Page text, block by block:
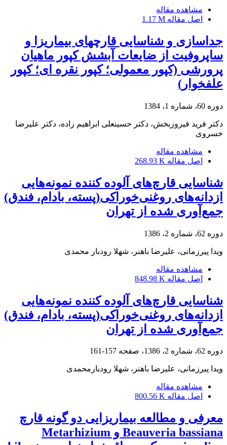
مشاهده مقاله
اصل مقاله 1.17 M
جداسازی و شناسایی قارچهای بیماریزا و
ساپروفیت از ضایعات آبشش کپور ماهیان
پرورشی (کپور معمولی؛ کپور نقره ای؛ کپور
علفخوار)
دوره 60، شماره 1، 1384
دکتر فرید فیروزبخش، دکتر حسینعلی ابراهیم زاده، دکتر علیرضا
خسروی
مشاهده مقاله
اصل مقاله 268.93 K
شناسایی قارچ‌های آلوده کننده نمونه‌هایی
ازدانه‌های روغنی‌خوراکی(پسته، بادام، فندق)
جمع‌آوری شده از تهران
دوره 62، شماره 2، 1386
ویدا پیرزمانی، علیرضا باهنر، شهلا رودبار محمدی
مشاهده مقاله
اصل مقاله 848.98 K
شناسایی قارچ‌های آلوده کننده نمونه‌هایی
ازدانه‌های روغنی‌خوراکی(پسته، بادام، فندق)
جمع‌آوری شده از تهران
دوره 62، شماره 2، 1386، صفحه 157-161
ویدا پیرزمانی، علیرضا باهنر، شهلا رودبارمحمدی
مشاهده مقاله
اصل مقاله 800.56 K
معرفی ‌و مطالعه بیماریزایی دو گونه قارچ
Beauveria bassiana و Metarhizium